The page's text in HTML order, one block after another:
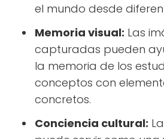
el mundo desde
Memoria visual: Las
capturadas pueden
la memoria de los
conceptos con
concretos.
Conciencia cultural: